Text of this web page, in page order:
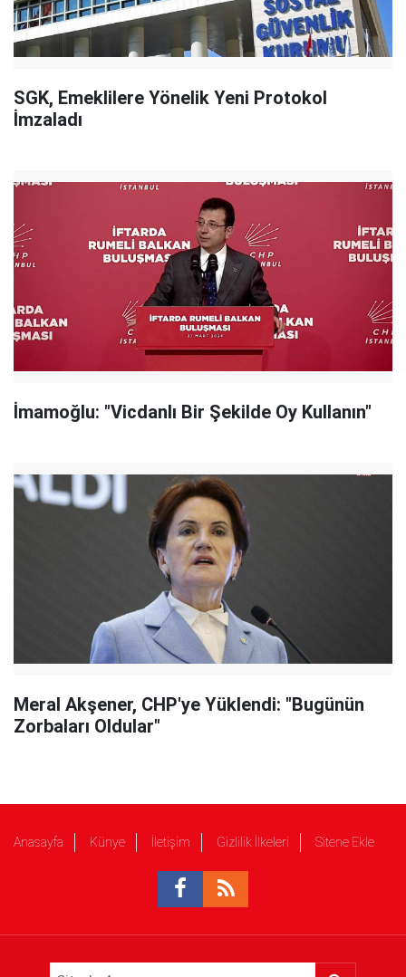
SGK, Emeklilere Yönelik Yeni Protokol
İmzaladı
İmamoğlu: "Vicdanlı Bir Şekilde Oy Kullanın"
Meral Akşener, CHP'ye Yüklendi: "Bugünün
Zorbaları Oldular"
Anasayfa Künye İletişim Gizlilik İlkeleri Sitene Ekle